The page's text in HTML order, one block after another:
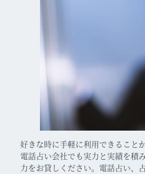
好きな時に手軽に利用できること
電話占い会社でも実力と実績を積
力をお貸しください。電話占い、